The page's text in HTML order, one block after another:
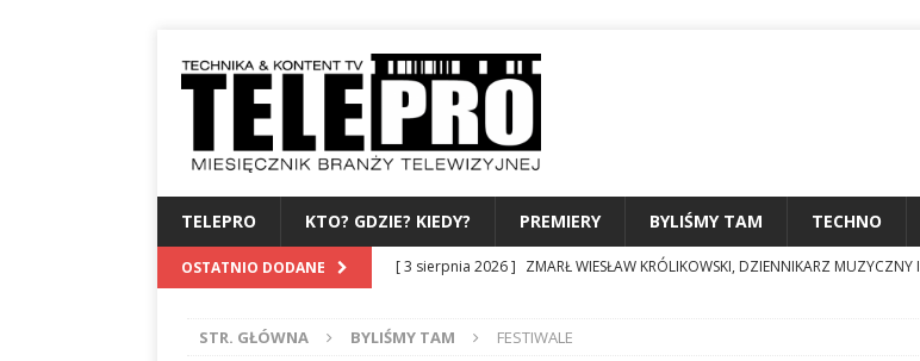
TELEPRO KTO? GDZIE? KIEDY? PREMIERY BYLIŚMY TAM TECHNO
OSTATNIO DODANE [ 3 sierpnia 2026 ] ZMARŁ WIESŁAW KRÓLIKOWSKI, DZIENNIKARZ MUZYCZNY I
[ 31 lipca 2026 ]
PREMIERY SIERPNIA 2026
STR. GŁÓWNA BYLIŚMY TAM FESTIWALE